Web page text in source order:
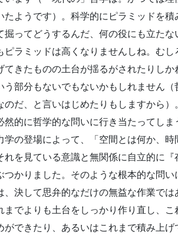
たようです）。科学的にピラミッドを
掘ってどうするんだ、何の役にも立た
ピラミッドは高くなりませんしね。む
てきたものの土台が揺るがされたりし
う部分もないでもないかもしれません
のだ、と言いはじめたりもしますから
然的に哲学的な問いに行き当たってし
学の登場によって、「空間とは何か、
れを見ている意識と無関係に自立的に
つかりました。そのような根本的な問
、決して思弁的なだけの無益な作業で
までよりも土台をしっかり作り直し、
ができたり、あるいはこれまで積み上